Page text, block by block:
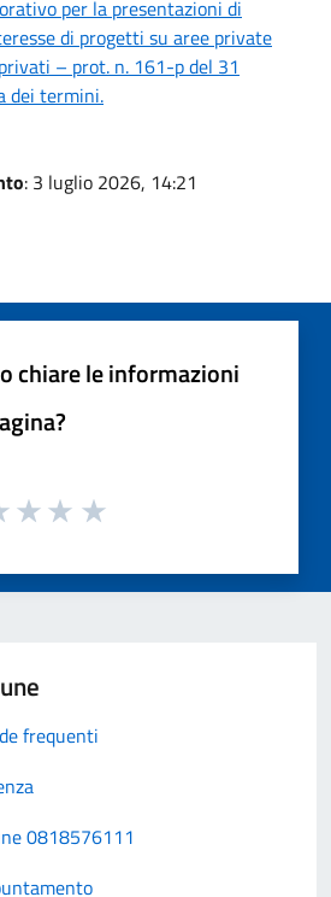
per la presentazioni di
di progetti su aree private
– prot. n. 161-p del 31
dei termini.
: 3 luglio 2026, 14:21
chiare le informazioni
frequenti
0818576111